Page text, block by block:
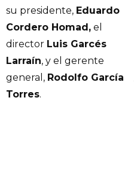
su presidente, Eduardo
Cordero Homad, el
director Luis Garcés
Larraín, y el gerente
general, Rodolfo García
Torres.